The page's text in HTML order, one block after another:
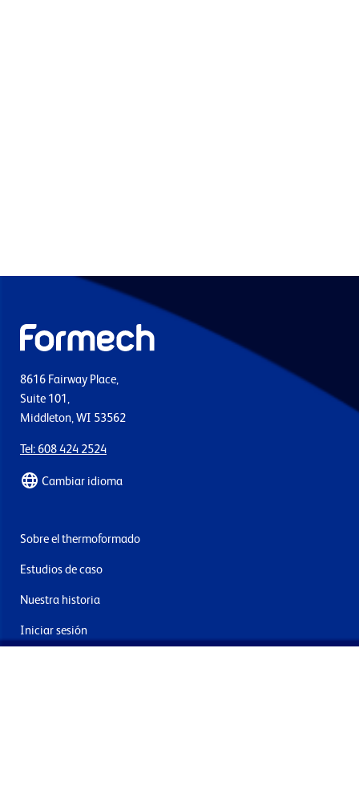
8616 Fairway Place,
Suite 101,
Middleton, WI 53562
Tel: 608 424 2524
Cambiar idioma
Sobre el thermoformado
Estudios de caso
Nuestra historia
Iniciar sesión